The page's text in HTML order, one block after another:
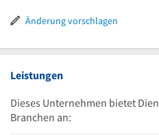
Änderung vorschlagen
Leistungen
Dieses Unternehmen bietet
Branchen an: